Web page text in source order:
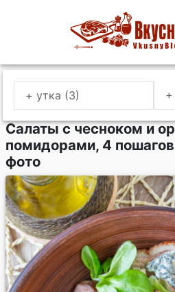
+ утка (3)
Салаты с чесноком и
помидорами, 4
фото